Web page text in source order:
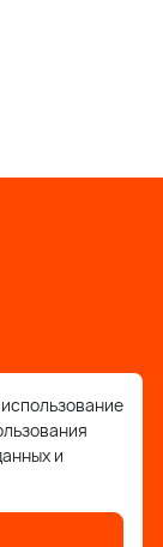
52, ТРЦ
и